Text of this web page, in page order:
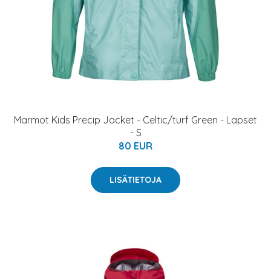
Marmot Kids Precip Jacket - Celtic/turf Green - Lapset
- S
80 EUR
LISÄTIETOJA